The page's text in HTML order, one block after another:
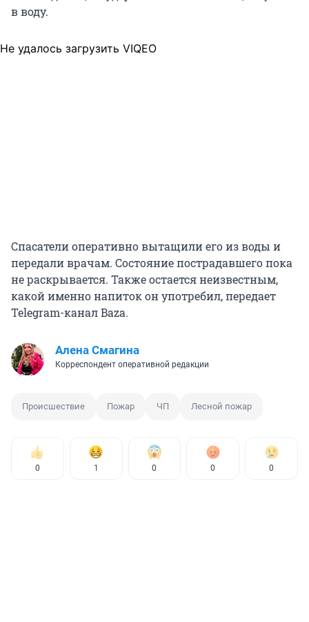
в воду.
Не удалось загрузить VIQEO
Спасатели оперативно вытащили его из воды и
передали врачам. Состояние пострадавшего пока
не раскрывается. Также остается неизвестным,
какой именно напиток он употребил, передает
Telegram-канал Baza.
Алена Смагина
Корреспондент оперативной редакции
Происшествие Пожар ЧП Лесной пожар
0 1 0 0 0